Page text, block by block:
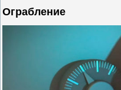
Ограбление